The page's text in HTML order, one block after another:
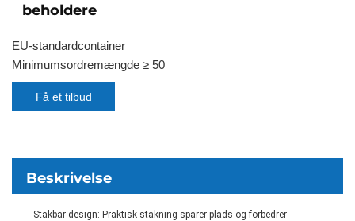
beholdere
EU-standardcontainer
Minimumsordremængde ≥ 50
Få et tilbud
Beskrivelse
Stakbar design: Praktisk stakning sparer plads og forbedrer